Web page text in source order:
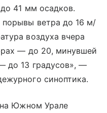
41 мм осадков.
порывы ветра до 16 м/
воздуха вчера
— до 20, минувшей
до 13 градусов», —
синоптика.
на Южном Урале